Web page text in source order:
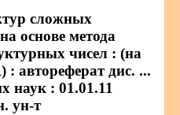
сложных
основе метода
чисел : (на
дис. ...
наук : 01.01.11
ун-т